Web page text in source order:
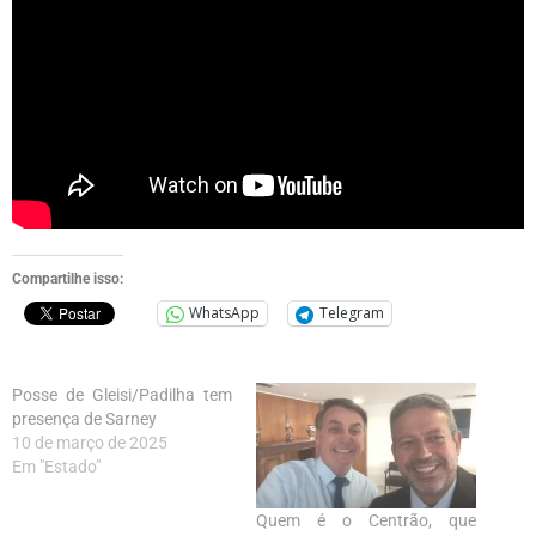
Compartilhe isso:
WhatsApp Telegram
Posse de Gleisi/Padilha tem
presença de Sarney
10 de março de 2025
Em "Estado"
Quem é o Centrão, que